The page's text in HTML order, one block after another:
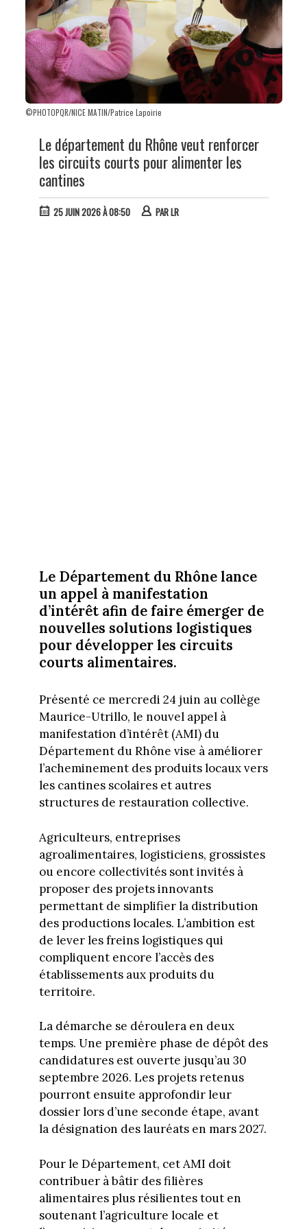
©PHOTOPQR/NICE MATIN/Patrice Lapoirie
Le département du Rhône veut renforcer
les circuits courts pour alimenter les
cantines
25 JUIN 2026 À 08:50 PARLR
Le Département du Rhône lance
un appel à manifestation
d’intérêt afin de faire émerger de
nouvelles solutions logistiques
pour développer les circuits
courts alimentaires.
Présenté ce mercredi 24 juin au collège
Maurice-Utrillo, le nouvel appel à
manifestation d’intérêt (AMI) du
Département du Rhône vise à améliorer
l’acheminement des produits locaux vers
les cantines scolaires et autres
structures de restauration collective.
Agriculteurs, entreprises
agroalimentaires, logisticiens, grossistes
ou encore collectivités sont invités à
proposer des projets innovants
permettant de simplifier la distribution
des productions locales. L’ambition est
de lever les freins logistiques qui
compliquent encore l’accès des
établissements aux produits du
territoire.
La démarche se déroulera en deux
temps. Une première phase de dépôt des
candidatures est ouverte jusqu’au 30
septembre 2026. Les projets retenus
pourront ensuite approfondir leur
dossier lors d’une seconde étape, avant
la désignation des lauréats en mars 2027.
Pour le Département, cet AMI doit
contribuer à bâtir des filières
alimentaires plus résilientes tout en
soutenant l’agriculture locale et